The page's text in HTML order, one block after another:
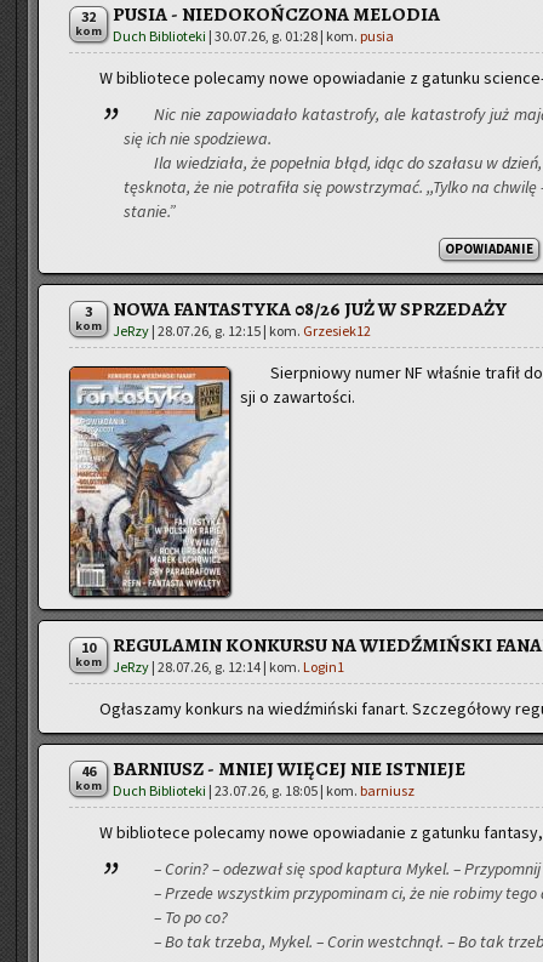
32
kom
PUSIA - NIEDOKOŃCZONA MELODIA
Duch Biblioteki | 30.07.26, g. 01:28 | kom. pusia
W bi­blio­te­ce po­le­ca­my nowe opo­wia­da­nie z ga­tun­ku
Nic nie za­po­wia­da­ło ka­ta­stro­fy, ale ka­ta­stro­fy już
się ich nie spo­dzie­wa.
Ila wie­dzia­ła, że po­peł­nia błąd, idąc do sza­ła­su w
tę­sk­no­ta, że nie po­tra­fi­ła się po­wstrzy­mać. ,,Tylko na
sta­nie.”
OPOWIADANIE
3
kom
NOWA FANTASTYKA 08/26 JUŻ W SPRZEDAŻY
JeRzy | 28.07.26, g. 12:15 | kom. Grzesiek12
Sierp­nio­wy numer NF wła­śnie tra­fił
sji o za­war­to­ści.
10
kom
REGULAMIN KONKURSU NA WIEDŹMIŃSKI
JeRzy | 28.07.26, g. 12:14 | kom. Login1
Ogła­sza­my kon­kurs na wiedź­miń­ski fa­nart. Szcze­gó­ło­wy
46
kom
BARNIUSZ - MNIEJ WIĘCEJ NIE ISTNIEJE
Duch Biblioteki | 23.07.26, g. 18:05 | kom. barniusz
W bi­blio­te­ce po­le­ca­my nowe opo­wia­da­nie z ga­tun­ku
– Corin? – ode­zwał się spod kap­tu­ra Mykel. –
– Przede wszyst­kim przy­po­mi­nam ci, że nie ro­bi­my tego
– To po co?
– Bo tak trze­ba, Mykel. – Corin wes­tchnął. – Bo tak